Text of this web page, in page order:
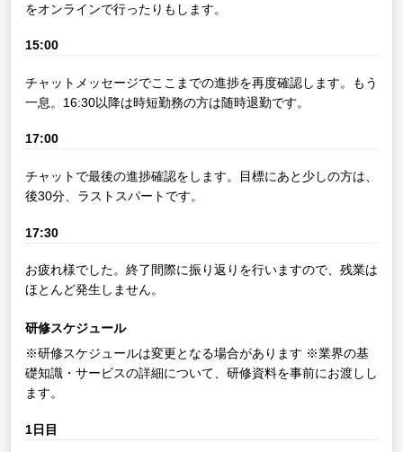
をオンラインで行ったりもします。
15:00
チャットメッセージでここまでの進捗を再度確認します。もう
一息。16:30以降は時短勤務の方は随時退勤です。
17:00
チャットで最後の進捗確認をします。目標にあと少しの方は、
後30分、ラストスパートです。
17:30
お疲れ様でした。終了間際に振り返りを行いますので、残業は
ほとんど発生しません。
研修スケジュール
※研修スケジュールは変更となる場合があります ※業界の基
礎知識・サービスの詳細について、研修資料を事前にお渡しし
ます。
1日目